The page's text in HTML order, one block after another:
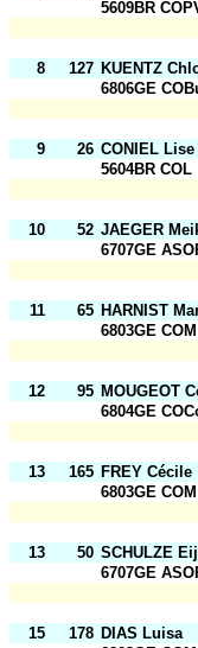
5609BR
8
127 KUENTZ
6806GE
9
26 CONIEL Lise
5604BR COL
10
52 JAEGER
6707GE
11
65 HARNIST
6803GE COM
12
95 MOUGEOT
6804GE
13
165 FREY Cécile
6803GE COM
13
50 SCHULZE
6707GE
15
178 DIAS Luisa